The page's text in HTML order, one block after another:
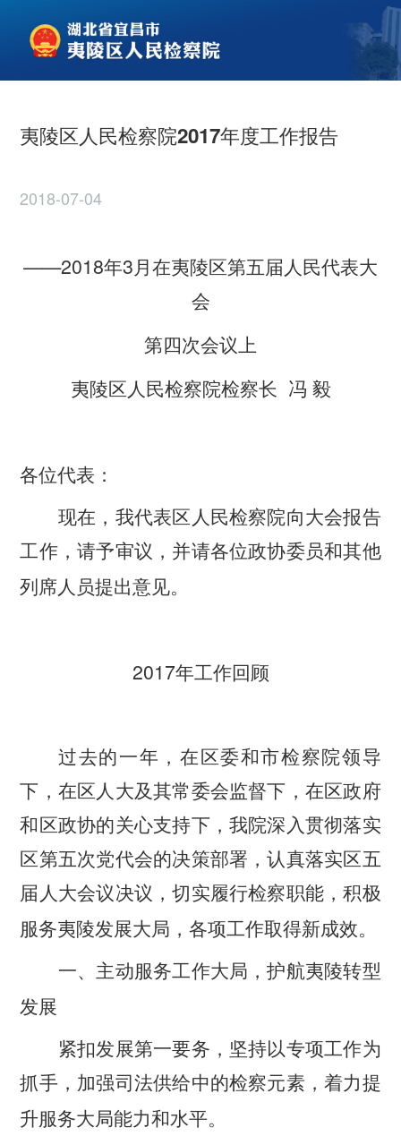
夷陵区人民检察院2017年度工作报告
2018-07-04
——2018年3月 在夷陵区第五届人民代表大
会
第四次会议上
夷陵区人民检察院检察长 冯 毅
各位代表：
现在，我代表区人民检察院向大会报告
工作，请予审议，并请各位政协委员和其他
列席人员提出意见。
2017年工作回顾
过去的一年，在区委和市检察院领导
下，在区人大及其常委会监督下，在区政府
和区政协的关心支持下，我院深入贯彻落实
区第五次党代会的决策部署，认真落实区五
届人大会议决议，切实履行检察职能，积极
服务夷陵发展大局，各项工作取得新成效。
一、主动服务工作大局，护航夷陵转型
发展
紧扣发展第一要务，坚持以专项工作为
抓手，加强司法供给中的检察元素，着力提
升服务大局能力和水平。